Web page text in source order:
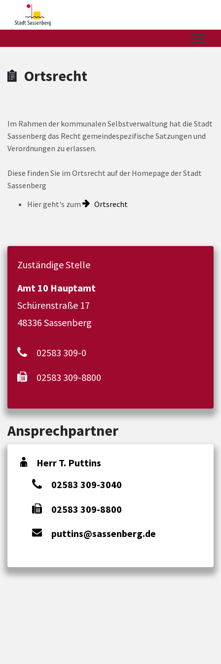
Zum Header
Zum Hauptinhalt
Zum Footer
Zum Hauptinhalt springen
Ortsrecht
Im Rahmen der kommunalen Selbstverwaltung hat die Stadt
Sassenberg das Recht gemeindespezifische Satzungen und
Verordnungen zu erlassen.
Diese finden Sie im Ortsrecht auf der Homepage der Stadt
Sassenberg
Hier geht's zum
Ortsrecht
Zuständige Stelle
Amt 10 Hauptamt
Schürenstraße 17
48336 Sassenberg
02583 309-0
02583 309-8800
Ansprechpartner
Herr T. Puttins
02583 309-3040
02583 309-8800
puttins@sassenberg.de